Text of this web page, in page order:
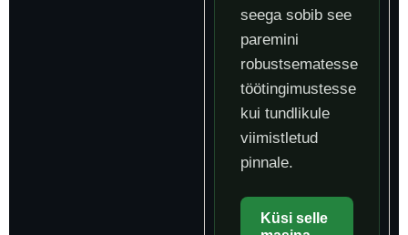
seega sobib see
paremini
robustsematesse
töötingimustesse
kui tundlikule
viimistletud
pinnale.
Küsi selle